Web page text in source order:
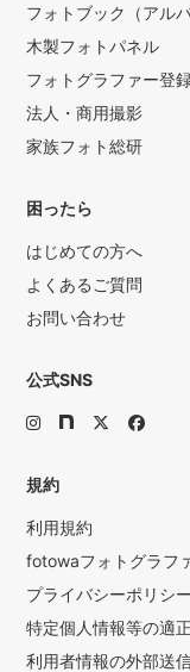
フォトブック（アルバ
木製フォトパネル
フォトグラファー登
法人・商用撮影
家族フォト総研
困ったら
はじめての方へ
よくあるご質問
お問い合わせ
公式SNS
規約
利用規約
fotowaフォトグラフ
プライバシーポリシー
特定個人情報等の適
利用者情報の外部送